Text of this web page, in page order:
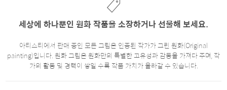
세상에 하나뿐인 원화 작품을 소장하거나 선물해 보세요.
아티스티에서 판매 중인 모든 그림은 인증된 작가가 그린 원화(Original
painting)입니다. 원화 그림은 원화만의 특별한 고유성과 감동을 가져다 주며, 작
가의 활동 및 경력이 쌓일 수록 작품 가치가 올라갈 수 있습니다.